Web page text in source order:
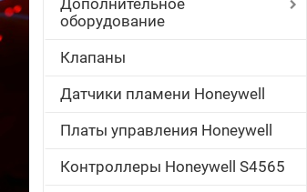
Дополнительное
оборудование
Клапаны
Датчики пламени Honeywell
Платы управления Honeywell
Контроллеры Honeywell S4565